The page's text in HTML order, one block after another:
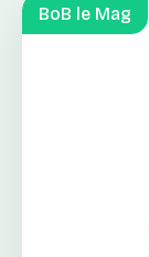
BoB le Mag